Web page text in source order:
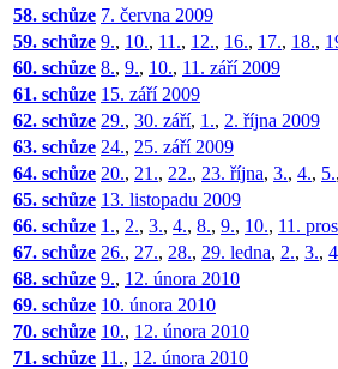
58. schůze 7. června 2009
59. schůze 9., 10., 11., 12., 16., 17., 18.,
60. schůze 8., 9., 10., 11. září 2009
61. schůze 15. září 2009
62. schůze 29., 30. září, 1., 2. října 2009
63. schůze 24., 25. září 2009
64. schůze 20., 21., 22., 23. října, 3., 4., 5.,
65. schůze 13. listopadu 2009
66. schůze 1., 2., 3., 4., 8., 9., 10., 11.
67. schůze 26., 27., 28., 29. ledna, 2., 3.,
68. schůze 9., 12. února 2010
69. schůze 10. února 2010
70. schůze 10., 12. února 2010
71. schůze 11., 12. února 2010